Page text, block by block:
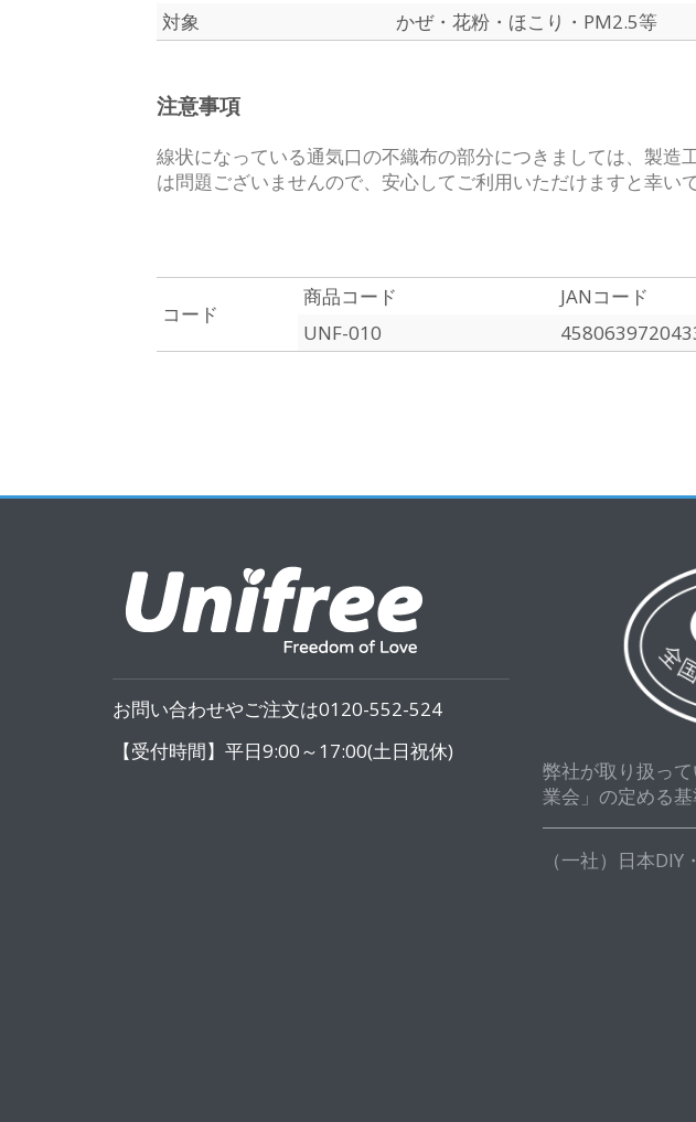
対象
かぜ・花粉・ほこり・PM2.5等
注意事項
線状になっている通気口の不織布の部分につきましては、製造
は問題ございませんので、安心してご利用いただけますと幸いで
コード
商品コード JANコード
UNF-010
お問い合わせやご注文は0120-552-524
【受付時間】平日9:00～17:00(土日祝休)
弊社が取り扱っ
業会」の定める基
（一社）日本